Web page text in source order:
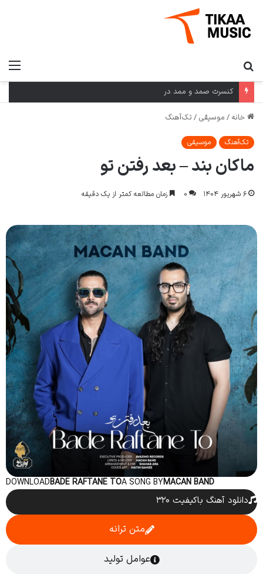
کنسرت صمد و ممد در
خانه / موسیقی / تک‌آهنگ
تک‌آهنگ موسیقی
ماکان بند – بعد رفتن تو
۶ شهریور ۱۴۰۴ ۰ زمان مطالعه کمتر از یک دقیقه
MACAN BAND
A SONG BY
BADE RAFTANE TO
DOWNLOAD
دانلود آهنگ باکیفیت ۳۲۰
متن ترانه
عوامل تولید